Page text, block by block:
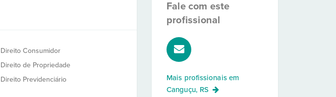
Direito Consumidor
Direito de Propriedade
Direito Previdenciário
Fale com este
profissional
Mais profissionais em
Canguçu, RS